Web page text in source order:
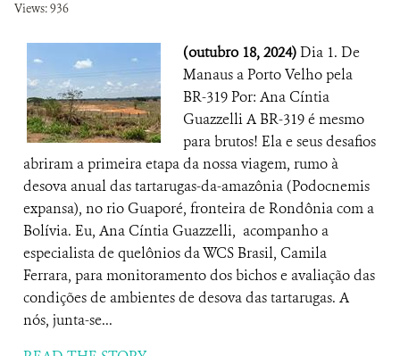
Views: 936
(outubro 18, 2024)Dia 1. De
Manaus a Porto Velho pela
BR-319 Por: Ana Cíntia
Guazzelli A BR-319 é mesmo
para brutos! Ela e seus desafios
abriram a primeira etapa da nossa viagem, rumo à
desova anual das tartarugas-da-amazônia (Podocnemis
expansa), no rio Guaporé, fronteira de Rondônia com a
Bolívia. Eu, Ana Cíntia Guazzelli, acompanho a
especialista de quelônios da WCS Brasil, Camila
Ferrara, para monitoramento dos bichos e avaliação das
condições de ambientes de desova das tartarugas. A
nós, junta-se...